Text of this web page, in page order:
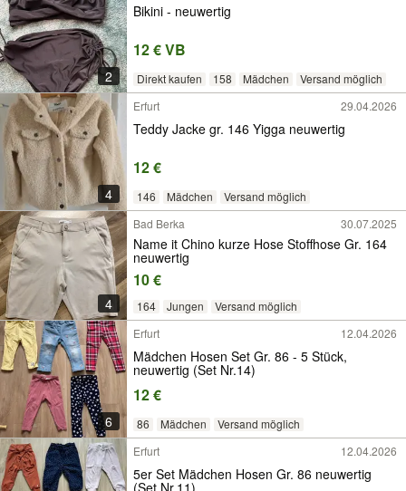
2
Bikini - neuwertig
12 € VB
Direkt kaufen 158 Mädchen Versand möglich
4
Erfurt 29.04.2026
Teddy Jacke gr. 146 Yigga neuwertig
12 €
146 Mädchen Versand möglich
4
Bad Berka 30.07.2025
Name it Chino kurze Hose Stoffhose Gr. 164
neuwertig
10 €
164 Jungen Versand möglich
6
Erfurt 12.04.2026
Mädchen Hosen Set Gr. 86 - 5 Stück,
neuwertig (Set Nr.14)
12 €
86 Mädchen
Versand möglich
Erfurt
12.04.2026
5er Set Mädchen Hosen Gr. 86 neuwertig
(Set Nr.11)